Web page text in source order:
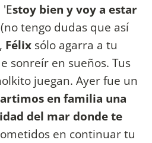
stoy bien y voy a estar
(no tengo dudas que así
Félix sólo agarra a tu
sonreír en sueños. Tus
juegan. Ayer fue un
en familia una
del mar donde te
en continuar tu